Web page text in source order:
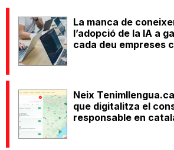
La manca de
l’adopció de la IA a
cada deu empreses
Neix
que digitalitza el
responsable en